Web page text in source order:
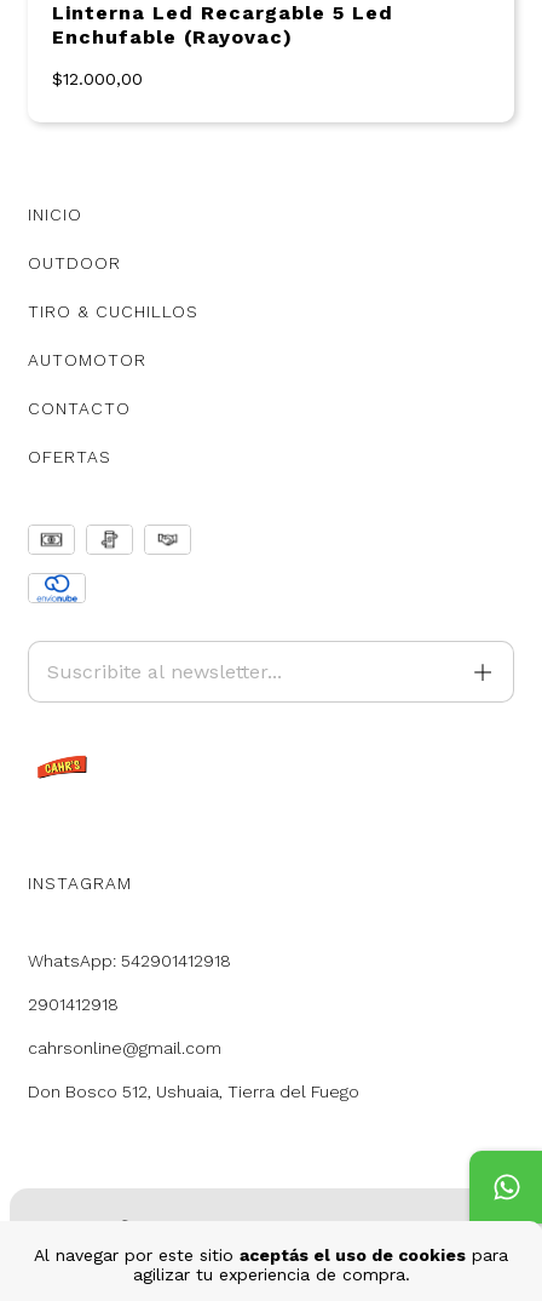
Al navegar por este sitio aceptás el uso de cookies para
agilizar tu experiencia de compra.
Linterna Led Recargable 5 Led
Enchufable (Rayovac)
$12.000,00
INICIO
OUTDOOR
TIRO & CUCHILLOS
AUTOMOTOR
CONTACTO
OFERTAS
INSTAGRAM
WhatsApp: 542901412918
2901412918
cahrsonline@gmail.com
Don Bosco 512, Ushuaia, Tierra del Fuego
Copyright Cahr's - 2026. Todos los derechos reservados.
Defensa de las y los consumidores. Para reclamos